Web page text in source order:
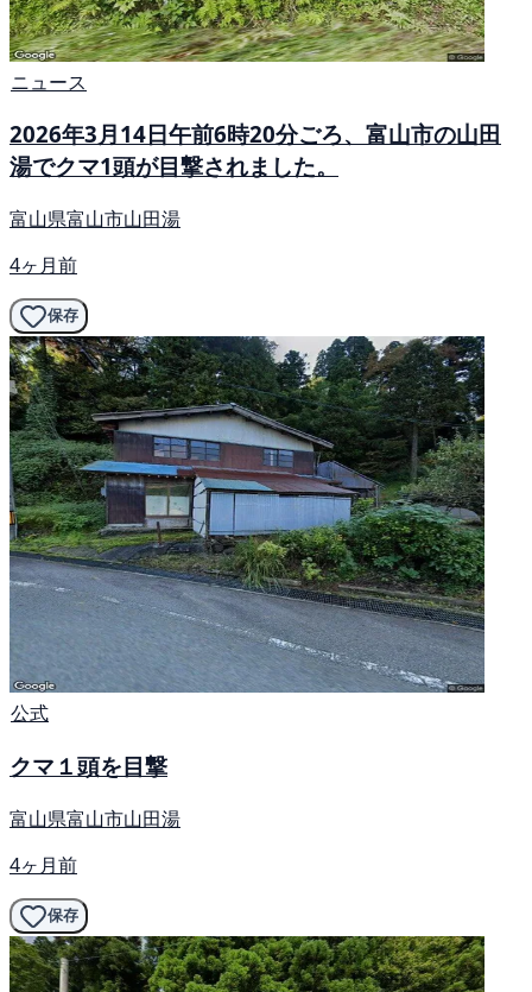
ニュース
2026年3月14日午前6時20分ごろ、富山市の山田
湯でクマ1頭が目撃されました。
富山県富山市山田湯
4ヶ月前
保存
公式
クマ１頭を目撃
富山県富山市山田湯
4ヶ月前
保存